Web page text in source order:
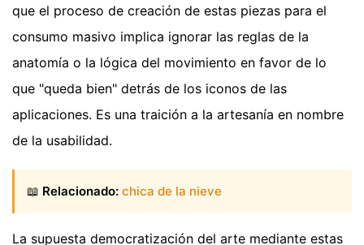
que el proceso de creación de estas piezas para el
consumo masivo implica ignorar las reglas de la
anatomía o la lógica del movimiento en favor de lo
que "queda bien" detrás de los iconos de las
aplicaciones. Es una traición a la artesanía en nombre
de la usabilidad.
📖 Relacionado: chica de la nieve
La supuesta democratización del arte mediante estas